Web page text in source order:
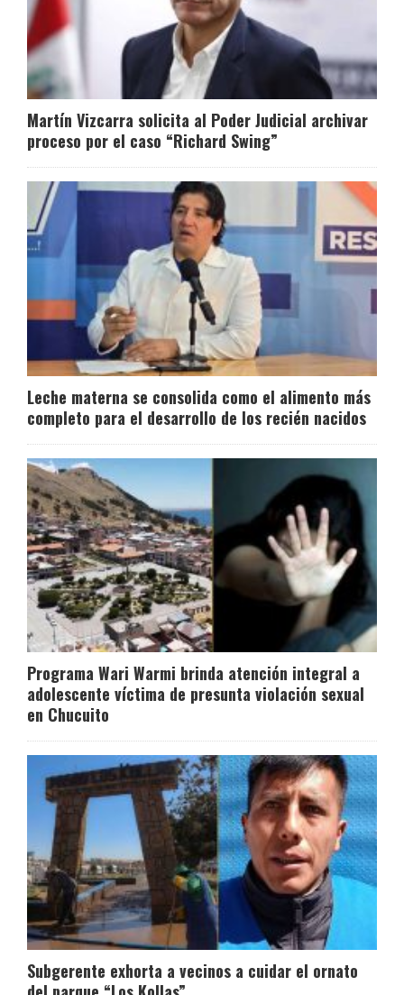
Martín Vizcarra solicita al Poder Judicial archivar
proceso por el caso “Richard Swing”
Leche materna se consolida como el alimento más
completo para el desarrollo de los recién nacidos
Programa Wari Warmi brinda atención integral a
adolescente víctima de presunta violación sexual
en Chucuito
Subgerente exhorta a vecinos a cuidar el ornato